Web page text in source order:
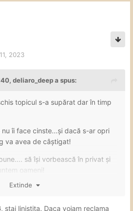
2023
deliaro_deepa spus:
topicul s-a supărat dar în timp
îi face cinste...și dacă s-ar opri
va avea de câștigat!
să își vorbească în privat și
oameni!
urât...
ajută cu nimic...nu poți vinde
Extinde
stai linistita. Daca voiam reclama